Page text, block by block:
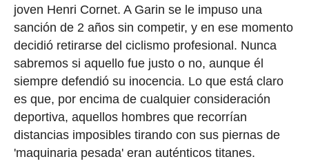
joven Henri Cornet. A Garin se le impuso una
sanción de 2 años sin competir, y en ese momento
decidió retirarse del ciclismo profesional. Nunca
sabremos si aquello fue justo o no, aunque él
siempre defendió su inocencia. Lo que está claro
es que, por encima de cualquier consideración
deportiva, aquellos hombres que recorrían
distancias imposibles tirando con sus piernas de
'maquinaria pesada' eran auténticos titanes.